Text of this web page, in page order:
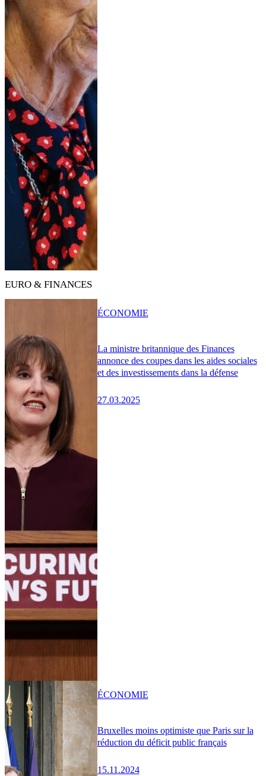
EURO & FINANCES
La ministre britannique des Finances
annonce des coupes dans les aides sociales
et des investissements dans la défense
27.03.2025
ÉCONOMIE
Bruxelles moins optimiste que Paris sur la
réduction du déficit public français
15.11.2024
ÉCONOMIE